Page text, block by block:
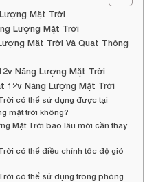
Mặt Trời
Lượng Mặt Trời
Mặt Trời Và Quạt Thông
Năng Lượng Mặt Trời
12v Năng Lượng Mặt Trời
có thể sử dụng được tại
mặt trời không?
Mặt Trời bao lâu mới cần thay
có thể điều chỉnh tốc độ gió
có thể sử dụng trong phòng